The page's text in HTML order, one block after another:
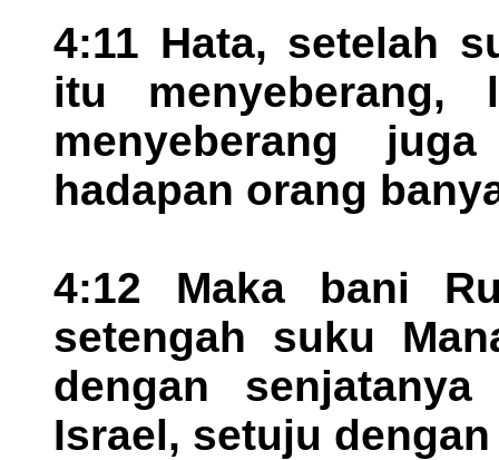
4:11 Hata, setelah
itu menyeberang,
menyeberang
hadapan orang
4:12 Maka bani
setengah suku
dengan
Israel, setuju